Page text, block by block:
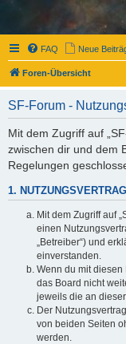
FAQ Neue
Foren-Übersicht
SF-Forum -
Mit dem Zugriff auf
zwischen dir und dem
Regelungen
1. NUTZUNGSVERTRAG
Mit dem Zugriff auf
einen
„Betreiber“) und
einverstanden.
Wenn du mit
das Board nicht
jeweils die an
Der
von beiden Seiten
werden.